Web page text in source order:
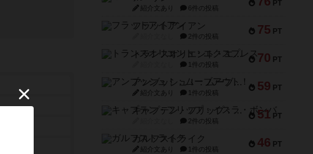
PT
紹介文あり 6件の投稿
75 PT
フラットアイアン
2件の投稿
70 PT
トランスオリエント・エクスプレス
1件の投稿
59 PT
アンブッシュ！：ムーブアウト！
紹介文あり 1件の投稿
51 PT
キャプテン・フリップ：イスラ・ボンバ
2件の投稿
46 PT
ガルフストライク
紹介文あり 1件の投稿